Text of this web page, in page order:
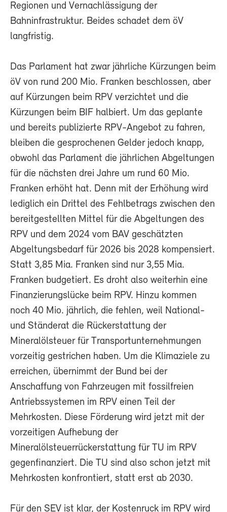
Regionen und Vernachlässigung der
Bahninfrastruktur. Beides schadet dem öV
langfristig.
Das Parlament hat zwar jährliche Kürzungen beim
öV von rund 200 Mio. Franken beschlossen, aber
auf Kürzungen beim RPV verzichtet und die
Kürzungen beim BIF halbiert. Um das geplante
und bereits publizierte RPV-Angebot zu fahren,
bleiben die gesprochenen Gelder jedoch knapp,
obwohl das Parlament die jährlichen Abgeltungen
für die nächsten drei Jahre um rund 60 Mio.
Franken erhöht hat. Denn mit der Erhöhung wird
lediglich ein Drittel des Fehlbetrags zwischen den
bereitgestellten Mittel für die Abgeltungen des
RPV und dem 2024 vom BAV geschätzten
Abgeltungsbedarf für 2026 bis 2028 kompensiert.
Statt 3,85 Mia. Franken sind nur 3,55 Mia.
Franken budgetiert. Es droht also weiterhin eine
Finanzierungslücke beim RPV. Hinzu kommen
noch 40 Mio. jährlich, die fehlen, weil National-
und Ständerat die Rückerstattung der
Mineralölsteuer für Transportunternehmungen
vorzeitig gestrichen haben. Um die Klimaziele zu
erreichen, übernimmt der Bund bei der
Anschaffung von Fahrzeugen mit fossilfreien
Antriebssystemen im RPV einen Teil der
Mehrkosten. Diese Förderung wird jetzt mit der
vorzeitigen Aufhebung der
Mineralölsteuerrückerstattung für TU im RPV
gegenfinanziert. Die TU sind also schon jetzt mit
Mehrkosten konfrontiert, statt erst ab 2030.
Für den SEV ist klar, der Kostenruck im RPV wird